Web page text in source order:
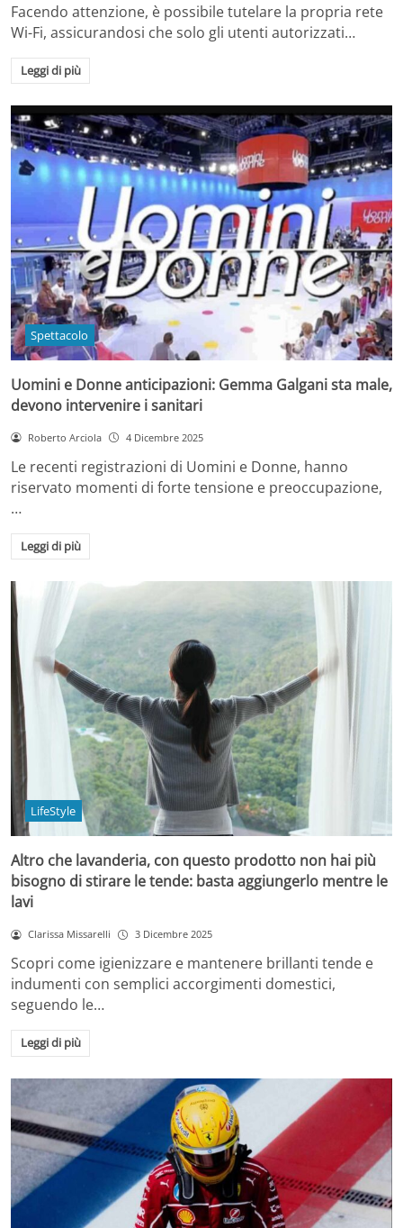
Facendo attenzione, è possibile tutelare la propria rete
Wi-Fi, assicurandosi che solo gli utenti autorizzati…
Leggi di più
Spettacolo
Uomini e Donne anticipazioni: Gemma Galgani sta male,
devono intervenire i sanitari
Roberto Arciola 4 Dicembre 2025
Le recenti registrazioni di Uomini e Donne, hanno
riservato momenti di forte tensione e preoccupazione,
…
Leggi di più
LifeStyle
Altro che lavanderia, con questo prodotto non hai più
bisogno di stirare le tende: basta aggiungerlo mentre le
lavi
Clarissa Missarelli 3 Dicembre 2025
Scopri come igienizzare e mantenere brillanti tende e
indumenti con semplici accorgimenti domestici,
seguendo le…
Leggi di più